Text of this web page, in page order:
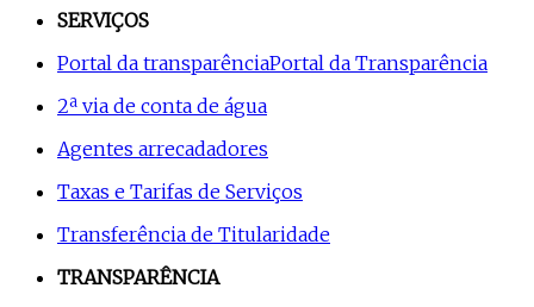
SERVIÇOS
Portal da transparênciaPortal da Transparência
2ª via de conta de água
Agentes arrecadadores
Taxas e Tarifas de Serviços
Transferência de Titularidade
TRANSPARÊNCIA